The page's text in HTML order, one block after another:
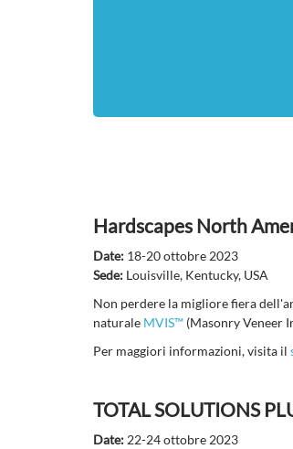
Hardscapes North
Date: 18-20 ottobre 2023
Sede: Louisville, Kentucky, USA
Non perdere la migliore fiera
naturale MVIS™ (Masonry Veneer
Per maggiori informazioni, visita il
TOTAL SOLUTIONS
Date: 22-24 ottobre 2023